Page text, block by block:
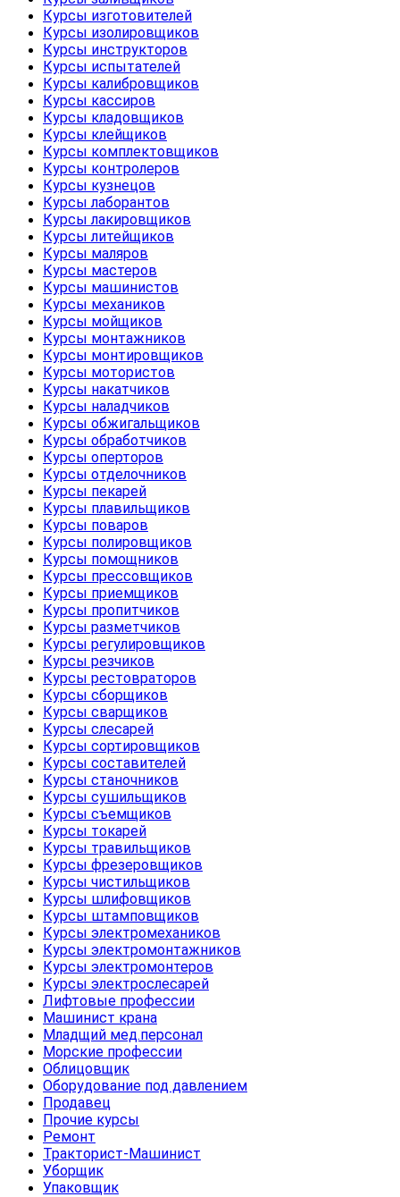
Курсы изготовителей
Курсы изолировщиков
Курсы инструкторов
Курсы испытателей
Курсы калибровщиков
Курсы кассиров
Курсы кладовщиков
Курсы клейщиков
Курсы комплектовщиков
Курсы контролеров
Курсы кузнецов
Курсы лаборантов
Курсы лакировщиков
Курсы литейщиков
Курсы маляров
Курсы мастеров
Курсы машинистов
Курсы механиков
Курсы мойщиков
Курсы монтажников
Курсы монтировщиков
Курсы мотористов
Курсы накатчиков
Курсы наладчиков
Курсы обжигальщиков
Курсы обработчиков
Курсы оперторов
Курсы отделочников
Курсы пекарей
Курсы плавильщиков
Курсы поваров
Курсы полировщиков
Курсы помощников
Курсы прессовщиков
Курсы приемщиков
Курсы пропитчиков
Курсы разметчиков
Курсы регулировщиков
Курсы резчиков
Курсы рестовраторов
Курсы сборщиков
Курсы сварщиков
Курсы слесарей
Курсы сортировщиков
Курсы составителей
Курсы станочников
Курсы сушильщиков
Курсы съемщиков
Курсы токарей
Курсы травильщиков
Курсы фрезеровщиков
Курсы чистильщиков
Курсы шлифовщиков
Курсы штамповщиков
Курсы электромехаников
Курсы электромонтажников
Курсы электромонтеров
Курсы электрослесарей
Лифтовые профессии
Машинист крана
Младщий мед.персонал
Морские профессии
Облицовщик
Оборудование под давлением
Продавец
Прочие курсы
Ремонт
Тракторист-Машинист
Уборщик
Упаковщик